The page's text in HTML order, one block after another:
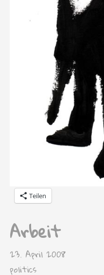
Teilen
Arbeit
23. April 2008
politics